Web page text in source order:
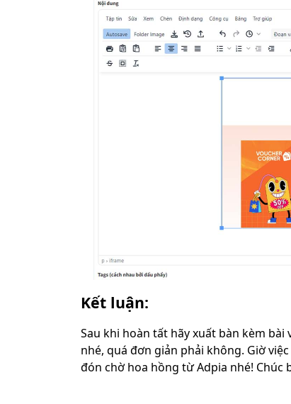
Kết luận:
Sau khi hoàn tất hãy xuất bàn kèm
nhé, quá đơn giản phải không. Giờ
đón chờ hoa hồng từ Adpia nhé! Chúc